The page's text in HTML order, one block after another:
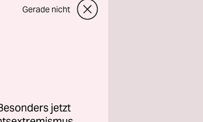
Gerade nicht
jetzt